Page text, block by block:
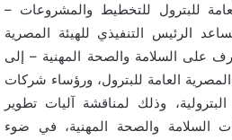
للبترول للتخطيط والمشروعات –
الرئيس التنفيذي للهيئة المصرية
على السلامة والصحة المهنية – إلى
العامة للبترول، ورؤساء شركات
وذلك لمناقشة آليات تطوير
السلامة والصحة المهنية، في ضوء